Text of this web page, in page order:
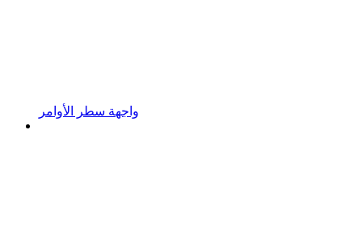
واجهة سطر الأوامر